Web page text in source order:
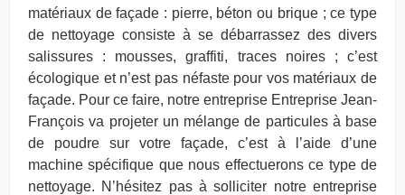
matériaux de façade : pierre, béton ou brique ; ce type
de nettoyage consiste à se débarrassez des divers
salissures : mousses, graffiti, traces noires ; c’est
écologique et n’est pas néfaste pour vos matériaux de
façade. Pour ce faire, notre entreprise Entreprise Jean-
François va projeter un mélange de particules à base
de poudre sur votre façade, c’est à l’aide d’une
machine spécifique que nous effectuerons ce type de
nettoyage. N’hésitez pas à solliciter notre entreprise